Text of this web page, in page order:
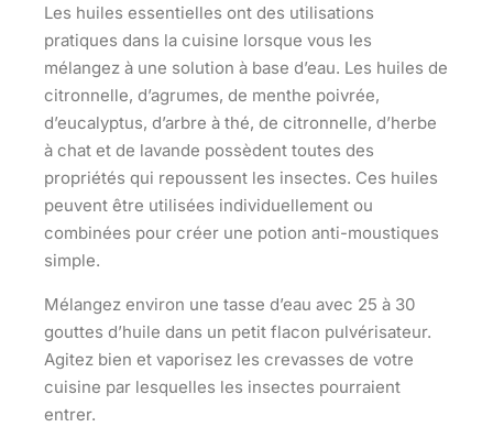
Les huiles essentielles ont des utilisations
pratiques dans la cuisine lorsque vous les
mélangez à une solution à base d’eau. Les huiles de
citronnelle, d’agrumes, de menthe poivrée,
d’eucalyptus, d’arbre à thé, de citronnelle, d’herbe
à chat et de lavande possèdent toutes des
propriétés qui repoussent les insectes. Ces huiles
peuvent être utilisées individuellement ou
combinées pour créer une potion anti-moustiques
simple.
Mélangez environ une tasse d’eau avec 25 à 30
gouttes d’huile dans un petit flacon pulvérisateur.
Agitez bien et vaporisez les crevasses de votre
cuisine par lesquelles les insectes pourraient
entrer.